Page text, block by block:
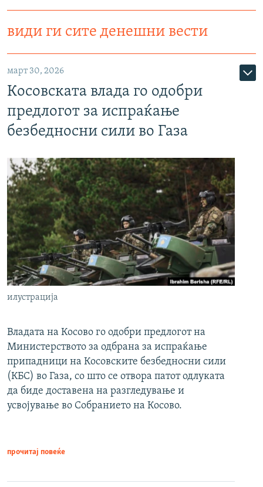
види ги сите денешни вести
март 30, 2026
Косовската влада го одобри
предлогот за испраќање
безбедносни сили во Газа
илустрација
Владата на Косово го одобри предлогот на
Министерството за одбрана за испраќање
припадници на Косовските безбедносни сили
(КБС) во Газа, со што се отвора патот одлуката
да биде доставена на разгледување и
усвојување во Собранието на Косово.
прочитај повеќе